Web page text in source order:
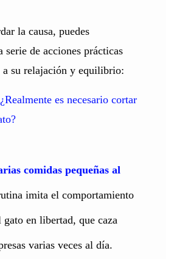
la causa, puedes
serie de acciones prácticas
a su relajación y equilibrio:
¿Realmente es necesario cortar
comidas pequeñas al
imita el comportamiento
gato en libertad, que caza
varias veces al día.